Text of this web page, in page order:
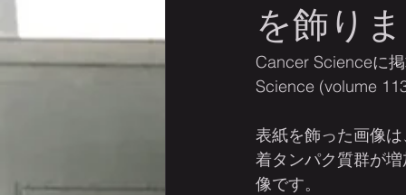
を飾り
Cancer Scienceに
Science (volume
表紙を飾った画像
着タンパク質群が
像です。